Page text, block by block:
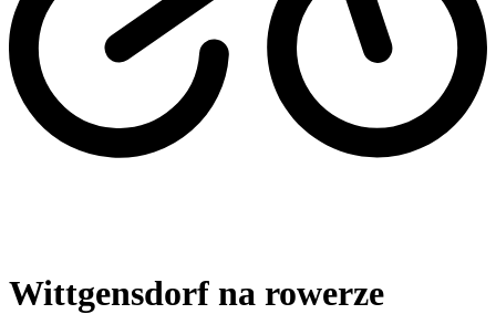
Wittgensdorf na rowerze